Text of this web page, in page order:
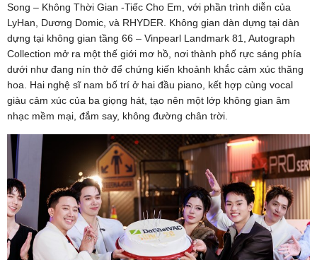
Song – Không Thời Gian -Tiếc Cho Em, với phần trình diễn của
LyHan, Dương Domic, và RHYDER. Không gian dàn dựng tại dàn
dựng tại không gian tầng 66 – Vinpearl Landmark 81, Autograph
Collection mở ra một thế giới mơ hồ, nơi thành phố rực sáng phía
dưới như đang nín thở để chứng kiến khoảnh khắc cảm xúc thăng
hoa. Hai nghệ sĩ nam bố trí ở hai đầu piano, kết hợp cùng vocal
giàu cảm xúc của ba giọng hát, tạo nên một lớp không gian âm
nhạc mềm mại, đắm say, không đường chân trời.